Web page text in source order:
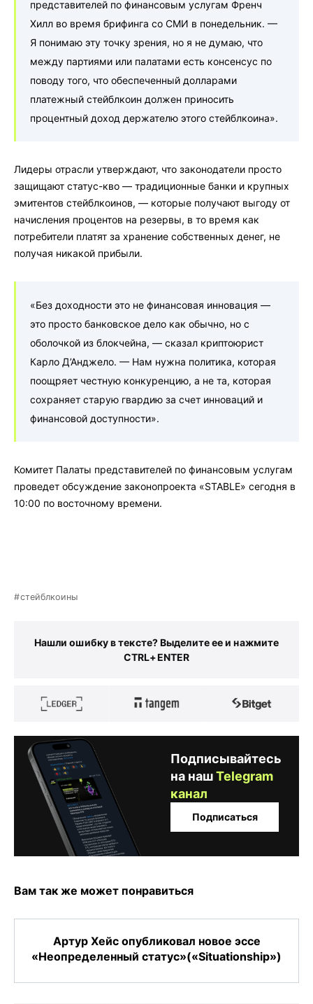
представителей по финансовым услугам Френч
Хилл во время брифинга со СМИ в понедельник. —
Я понимаю эту точку зрения, но я не думаю, что
между партиями или палатами есть консенсус по
поводу того, что обеспеченный долларами
платежный стейблкоин должен приносить
процентный доход держателю этого стейблкоина».
Лидеры отрасли утверждают, что законодатели просто
защищают статус-кво — традиционные банки и крупных
эмитентов стейблкоинов, — которые получают выгоду от
начисления процентов на резервы, в то время как
потребители платят за хранение собственных денег, не
получая никакой прибыли.
«Без доходности это не финансовая инновация —
это просто банковское дело как обычно, но с
оболочкой из блокчейна, — сказал криптоюрист
Карло Д’Анджело. — Нам нужна политика, которая
поощряет честную конкуренцию, а не та, которая
сохраняет старую гвардию за счет инноваций и
финансовой доступности».
Комитет Палаты представителей по финансовым услугам
проведет обсуждение законопроекта «STABLE» сегодня в
10:00 по восточному времени.
стейблкоины
Нашли ошибку в тексте? Выделите ее и нажмите
CTRL+ENTER
Подписывайтесь
на нашTelegram
канал
Подписаться
Вам так же может понравиться
Артур Хейс опубликовал новое эссе
«Неопределенный статус»(«Situationship»)